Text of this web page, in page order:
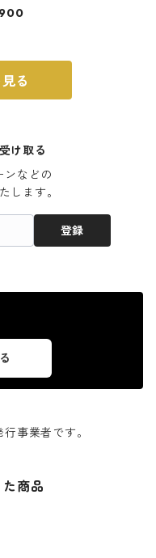
火・IH対応 鉄フライパン
る
け取る
ンなどの
します。
登録
事業者です。
商品